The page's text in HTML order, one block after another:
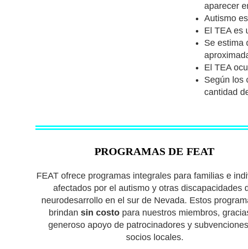
aparecer
Autismo es
El TEA es
Se estima
El TEA
Según los
cantidad
PROGRAMAS DE FEAT
FEAT ofrece programas integrales para familias e
afectados por el autismo y otras discapacidades
neurodesarrollo en el sur de Nevada. Estos
brindan sin costo para nuestros miembros,
generoso apoyo de patrocinadores y
socios locales.